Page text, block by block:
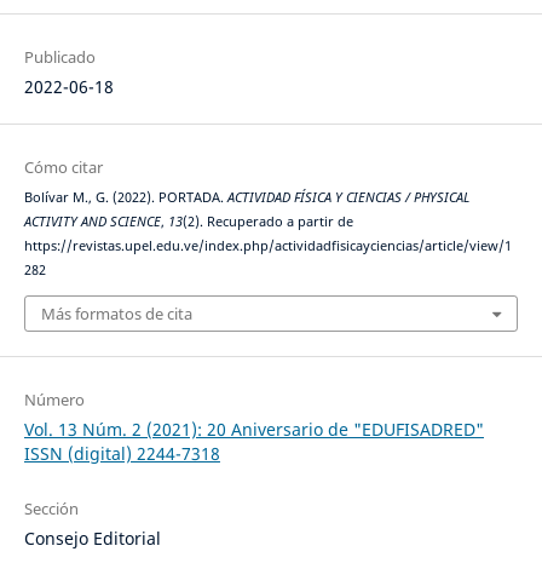
Publicado
2022-06-18
Cómo citar
Bolívar M., G. (2022). PORTADA.ACTIVIDAD FÍSICA Y CIENCIAS / PHYSICAL
ACTIVITY AND SCIENCE, 13(2). Recuperado a partir de
https://revistas.upel.edu.ve/index.php/actividadfisicayciencias/article/view/1
282
Más formatos de cita
Número
Vol. 13 Núm. 2 (2021): 20 Aniversario de "EDUFISADRED"
ISSN (digital) 2244-7318
Sección
Consejo Editorial